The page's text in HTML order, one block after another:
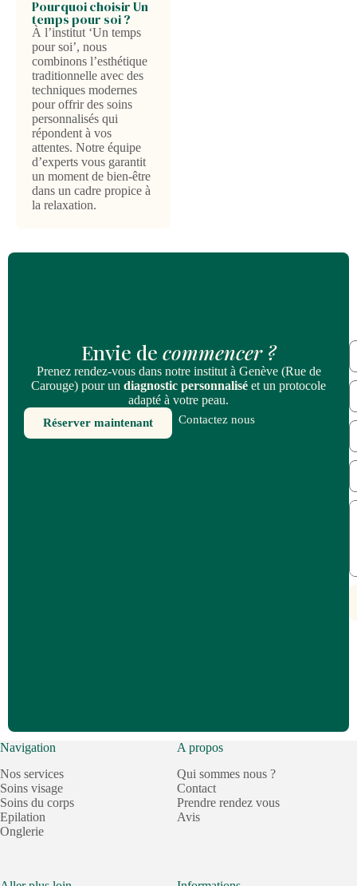
Pourquoi choisir Un
temps pour soi ?
À l’institut ‘Un temps
pour soi’, nous
combinons l’esthétique
traditionnelle avec des
techniques modernes
pour offrir des soins
personnalisés qui
répondent à vos
attentes. Notre équipe
d’experts vous garantit
un moment de bien-être
dans un cadre propice à
la relaxation.
Envie de commencer ?
Prenez rendez-vous dans notre institut à Genève (Rue de
Carouge) pour un diagnostic personnalisé et un protocole
adapté à votre peau.
Réserver maintenant Contactez nous
Navigation
Nos services
Soins visage
Soins du corps
Epilation
Onglerie
A propos
Qui sommes nous ?
Contact
Prendre rendez vous
Avis